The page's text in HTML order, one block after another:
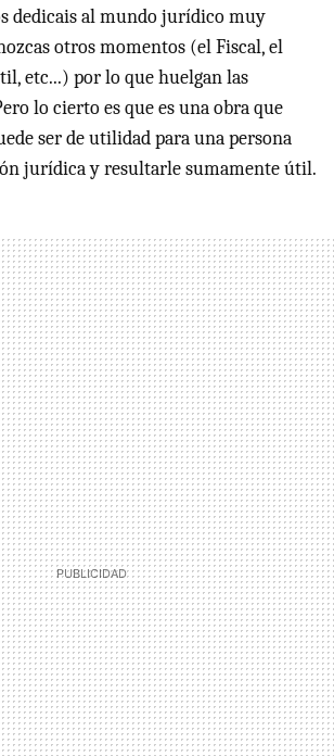
dedicais al mundo jurídico muy
otros momentos (el Fiscal, el
etc...) por lo que huelgan las
lo cierto es que es una obra que
ser de utilidad para una persona
jurídica y resultarle sumamente útil.